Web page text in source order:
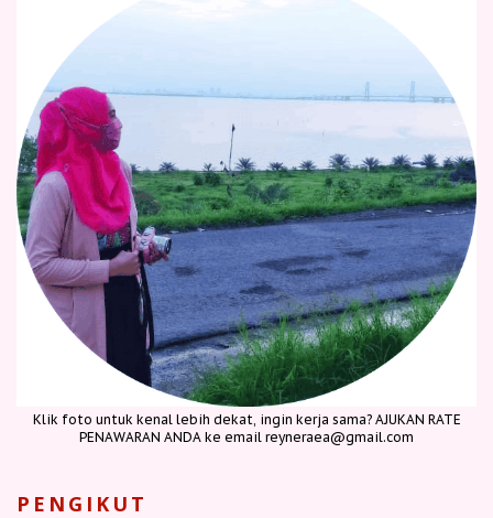
Klik foto untuk kenal lebih dekat, ingin kerja sama? AJUKAN RATE
PENAWARAN ANDA ke email reyneraea@gmail.com
PENGIKUT